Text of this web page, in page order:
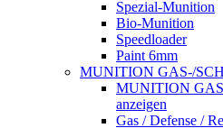
Spezial-Munition
Bio-Munition
Speedloader
Paint 6mm
MUNITION GAS-/
MUNITION
anzeigen
Gas / Defense /